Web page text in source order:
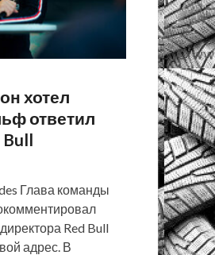
хотел
ответил
Bull
Глава команды
Red Bull
адрес. В